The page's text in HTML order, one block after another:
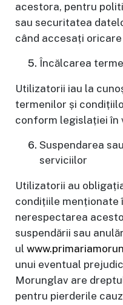
acestora, pentru
sau securitatea
când accesați
Încălcarea
Utilizatorii iau la
termenilor și
conform legislației în
Suspendarea
serviciilor
Utilizatorii au
condițiile menționate
nerespectarea
suspendării sau
ul
unui eventual
Morunglav are
pentru pierderile